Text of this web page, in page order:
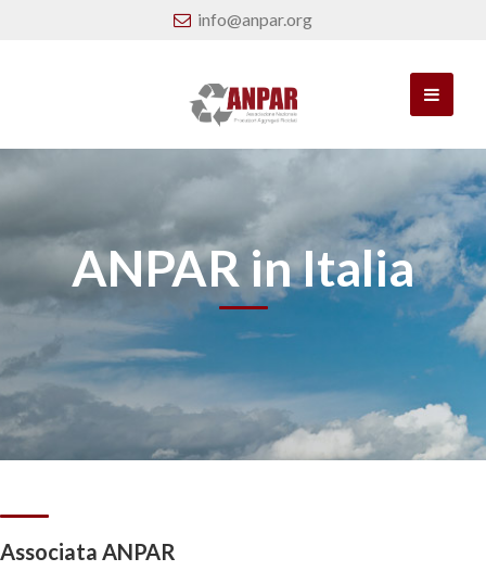
info@anpar.org
ANPAR in Italia
Associata ANPAR